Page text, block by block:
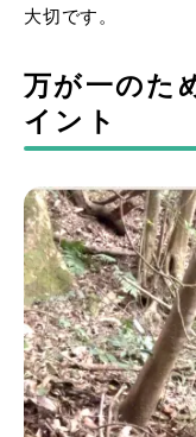
大切です。
万が一のた
イント